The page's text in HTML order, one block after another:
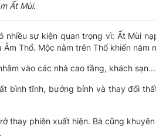
Ất Mùi.
sự kiện quan trọng vì: Ất Mùi
Thổ. Mộc nằm trên Thổ khiến năm
vào các nhà cao tầng, khách sạn...
bình tĩnh, bướng bỉnh và thay đổi
thay phiên xuất hiện. Bà cũng